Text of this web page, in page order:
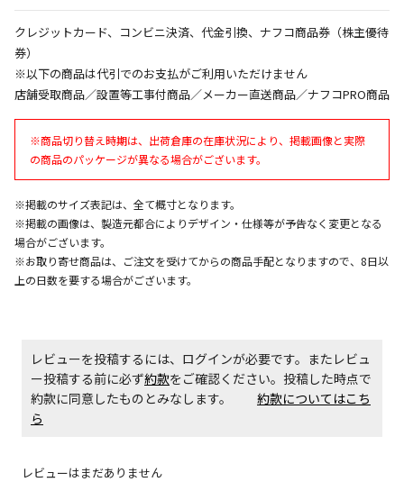
お見積商品です。金額・施工日はお打ち合わせの上、
決定となります。
エアコンの取付工事が必要な商品です。別途費用が発
生する場合がございます。
商品購入個数ごとに送料がかかる商品です
クレジットカード、コンビニ決済、代金引換、ナフコ商品券（株主優待
券）
※以下の商品は代引でのお支払がご利用いただけません
店舗受取商品／設置等工事付商品／メーカー直送商品／ナフコPRO商品
※商品切り替え時期は、出荷倉庫の在庫状況により、掲載画像と実際
の商品のパッケージが異なる場合がございます。
※掲載のサイズ表記は、全て概寸となります。
※掲載の画像は、製造元都合によりデザイン・仕様等が予告なく変更となる
場合がございます。
※お取り寄せ商品は、ご注文を受けてからの商品手配となりますので、8日以
上の日数を要する場合がございます。
レビューを投稿するには、ログインが必要です。またレビュ
ー投稿する前に必ず約款をご確認ください。投稿した時点で
約款に同意したものとみなします。 約款についてはこち
ら
レビューはまだありません